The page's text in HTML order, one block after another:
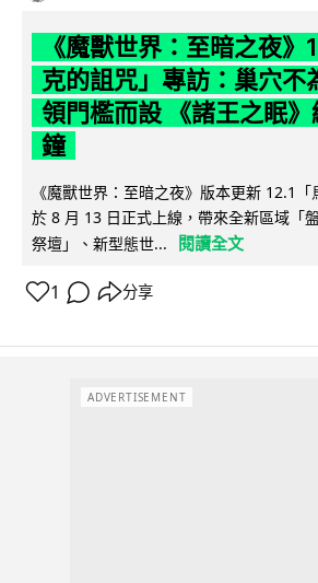
《魔獸世界：至暗之夜》
克的詛咒」專訪：巢穴不
領門檻而設 《諸王之眠
鐘
《魔獸世界：至暗之夜》版本更新 12.1
於 8 月 13 日正式上線，帶來全新區域「
祭壇」、新型態世...
閱讀全文
1 分享
ADVERTISEMENT